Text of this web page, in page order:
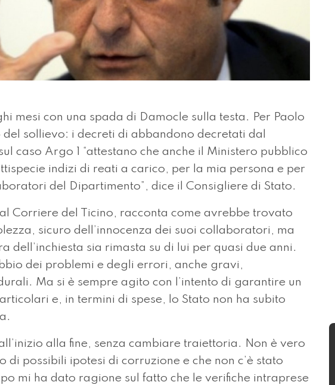
mesi con una spada di Damocle sulla testa. Per Paolo
sollievo: i decreti di abbandono decretati dal
caso Argo 1 “attestano che anche il Ministero pubblico
indizi di reati a carico, per la mia persona e per
del Dipartimento”, dice il Consigliere di Stato.
Corriere del Ticino, racconta come avrebbe trovato
sicuro dell’innocenza dei suoi collaboratori, ma
dell’inchiesta sia rimasta su di lui per quasi due anni.
dei problemi e degli errori, anche gravi,
Ma si è sempre agito con l’intento di garantire un
e, in termini di spese, lo Stato non ha subito
alla fine, senza cambiare traiettoria. Non è vero
di possibili ipotesi di corruzione e che non c’è stato
mi ha dato ragione sul fatto che le verifiche intraprese